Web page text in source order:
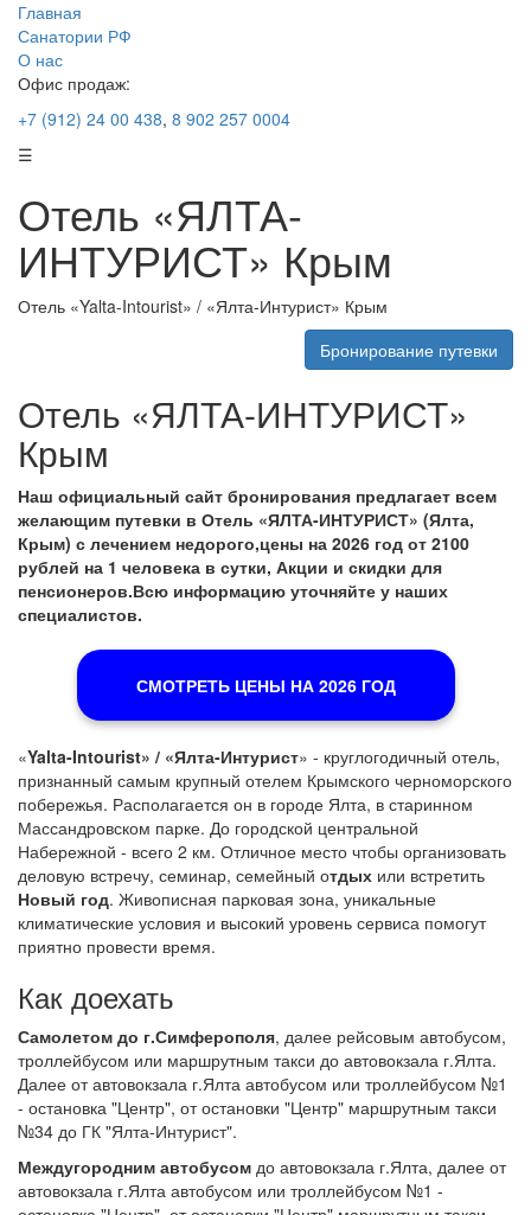
Главная
Санатории РФ
О нас
Офис продаж:
+7 (912) 24 00 438, 8 902 257 0004
☰
Отель «ЯЛТА-
ИНТУРИСТ» Крым
Отель «Yalta-Intourist» / «Ялта-Интурист» Крым
Бронирование путевки
Отель «ЯЛТА-ИНТУРИСТ»
Крым
Наш официальный сайт бронирования предлагает всем
желающим путевки в Отель «ЯЛТА-ИНТУРИСТ» (Ялта,
Крым) с лечением недорого,цены на 2026 год от 2100
рублей на 1 человека в сутки, Акции и скидки для
пенсионеров.Всю информацию уточняйте у наших
специалистов.
СМОТРЕТЬ ЦЕНЫ НА 2026 ГОД
«Yalta-Intourist» / «Ялта-Интурист» - круглогодичный отель,
признанный самым крупный отелем Крымского черноморского
побережья. Располагается он в городе Ялта, в старинном
Массандровском парке. До городской центральной
Набережной - всего 2 км. Отличное место чтобы организовать
деловую встречу, семинар, семейный отдых или встретить
Новый год. Живописная парковая зона, уникальные
климатические условия и высокий уровень сервиса помогут
приятно провести время.
Как доехать
Самолетом до г.Симферополя, далее рейсовым автобусом,
троллейбусом или маршрутным такси до автовокзала г.Ялта.
Далее от автовокзала г.Ялта автобусом или троллейбусом №1
- остановка "Центр", от остановки "Центр" маршрутным такси
№34 до ГК "Ялта-Интурист".
Междугородним автобусом до автовокзала г.Ялта, далее от
автовокзала г.Ялта автобусом или троллейбусом №1 -